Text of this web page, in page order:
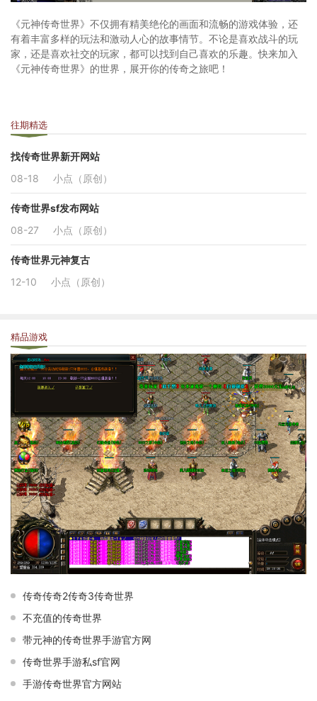
《元神传奇世界》不仅拥有精美绝伦的画面和流畅的游戏体验，还
有着丰富多样的玩法和激动人心的故事情节。不论是喜欢战斗的玩
家，还是喜欢社交的玩家，都可以找到自己喜欢的乐趣。快来加入
《元神传奇世界》的世界，展开你的传奇之旅吧！
往期精选
找传奇世界新开网站
08-18
小点（原创）
传奇世界sf发布网站
08-27
小点（原创）
传奇世界元神复古
12-10
小点（原创）
精品游戏
传奇传奇2传奇3传奇世界
不充值的传奇世界
带元神的传奇世界手游官方网
传奇世界手游私sf官网
手游传奇世界官方网站